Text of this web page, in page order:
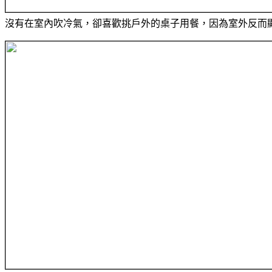
沒有在室內吹冷氣，卻喜歡挑戶外的桌子用餐，因為室外反